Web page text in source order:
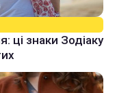
ці знаки Зодіаку